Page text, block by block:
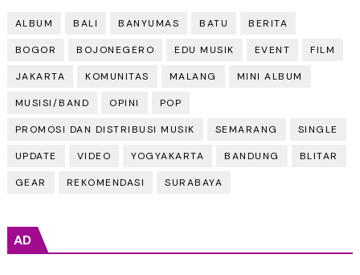
ALBUM BALI BANYUMAS BATU BERITA
BOGOR BOJONEGERO EDU MUSIK EVENT FILM
JAKARTA KOMUNITAS MALANG MINI ALBUM
MUSISI/BAND OPINI POP
PROMOSI DAN DISTRIBUSI MUSIK SEMARANG SINGLE
UPDATE VIDEO YOGYAKARTA BANDUNG BLITAR
GEAR REKOMENDASI SURABAYA
AD